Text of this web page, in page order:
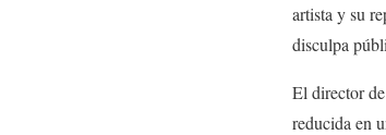
artista y su
disculpa
El director
reducida en